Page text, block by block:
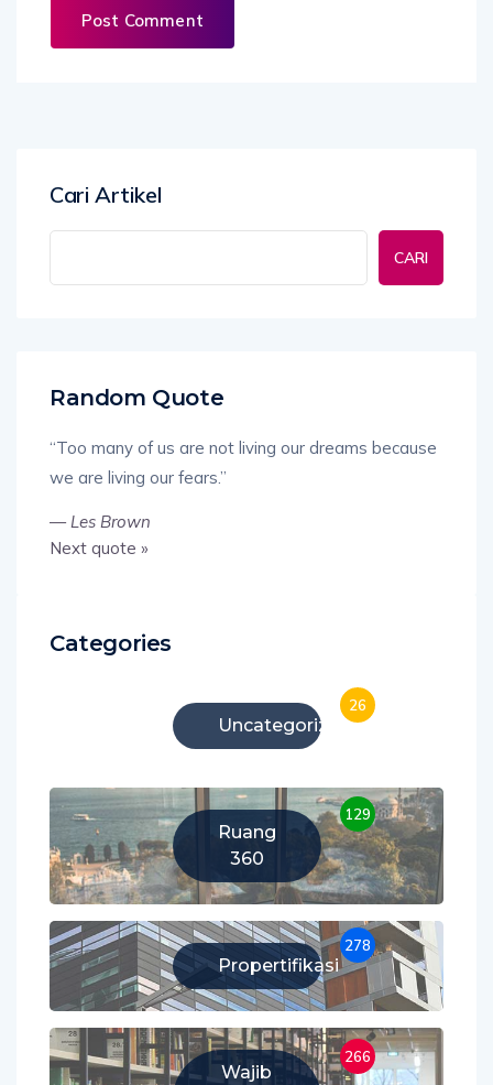
Cari Artikel
CARI
Random Quote
“Too many of us are not living our dreams because
we are living our fears.”
—Les Brown
Next quote »
Categories
Uncategorized
26
Ruang
360
129
Propertifikasi
278
Wajib
266